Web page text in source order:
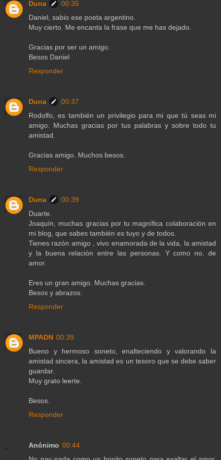
Duna
00:35
Daniel, sabio ese poeta argentino.
Muy cierto. Me encanta la frase que me has dejado.
Gracias por ser un amigo.
Besos Daniel
Responder
Duna
00:37
Rodolfo, es también un privilegio para mi que tú seas mi
amigo. Muchas gracias por tus palabras y sobre todo tu
amistad.
Gracias amigo. Muchos besos.
Responder
Duna
00:39
Duarte.
Joaquín, muchas gracias por tu magnífica colaboración en
mi blog, que sabes también es tuyo y de todos.
Tienes razón amigo , vivo enamorada de la vida, la amistad
y la buena relación entre las personas. Y como no, de
amor.
Eres un gran amigo. Muchas gracias.
Besos y abrazos.
Responder
MPADN 00:39
Bueno y hermoso soneto, enalteciendo y valorando la
amistad sincera, la amistad es un tesoro que se debe saber
guardar.
Muy grato leerte.
Besos.
Responder
Anónimo 00:44